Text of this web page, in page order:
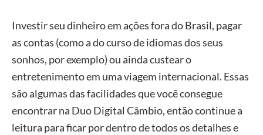
Investir seu dinheiro em ações fora do Brasil, pagar
as contas (como a do curso de idiomas dos seus
sonhos, por exemplo) ou ainda custear o
entretenimento em uma viagem internacional. Essas
são algumas das facilidades que você consegue
encontrar na Duo Digital Câmbio, então continue a
leitura para ficar por dentro de todos os detalhes e